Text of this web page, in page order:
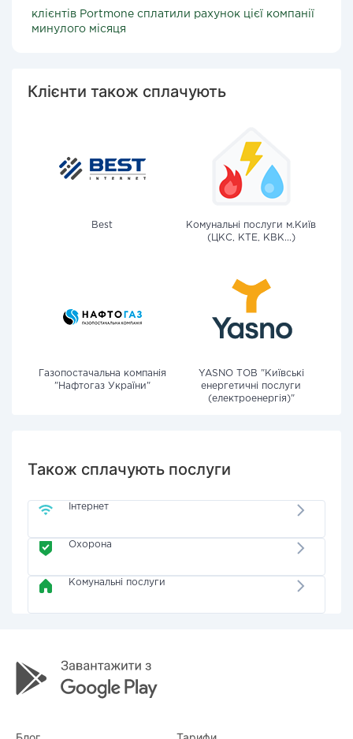
клієнтів Portmone сплатили рахунок цієї компанії
минулого місяця
Клієнти також сплачують
Best
Комунальні послуги м.Київ
(ЦКС, КТЕ, КВК...)
Газопостачальна компанія
"Нафтогаз України"
YASNO ТОВ "Київські
енергетичні послуги
(електроенергія)"
Також сплачують послуги
Інтернет
Охорона
Комунальні послуги